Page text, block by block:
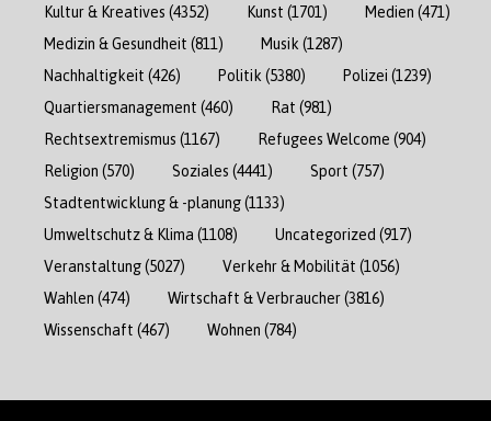
Kultur & Kreatives (4352) Kunst (1701) Medien (471)
Medizin & Gesundheit (811) Musik (1287)
Nachhaltigkeit (426) Politik (5380) Polizei (1239)
Quartiersmanagement (460) Rat (981)
Rechtsextremismus (1167) Refugees Welcome (904)
Religion (570) Soziales (4441) Sport (757)
Stadtentwicklung & -planung(1133)
Umweltschutz & Klima (1108) Uncategorized (917)
Veranstaltung(5027) Verkehr & Mobilität (1056)
Wahlen (474) Wirtschaft & Verbraucher(3816)
Wissenschaft (467) Wohnen (784)